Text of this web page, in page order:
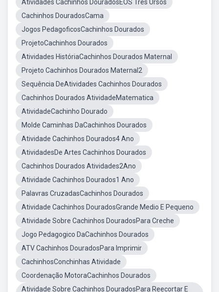
Atividades Cachinhos DouradosEOS Três Ursos
Cachinhos DouradosCama
Jogos PedagoficosCachinhos Dourados
ProjetoCachinhos Dourados
Atividades HistóriaCachinhos Dourados Maternal
Projeto Cachinhos Dourados Maternal2
Sequência DeAtividades Cachinhos Dourados
Cachinhos Dourados AtividadeMatematica
AtividadeCachinho Dourado
Molde Caminhas DaCachinhos Dourados
Atividade Cachinhos Dourados4 Ano
AtividadesDe Artes Cachinhos Dourados
Cachinhos Dourados Atividades2Ano
Atividade Cachinhos Dourados1 Ano
Palavras CruzadasCachinhos Dourados
Atividade Cachinhos DouradosGrande Medio E Pequeno
Atividade Sobre Cachinhos DouradosPara Creche
Jogo Pedagogico DaCachinhos Dourados
ATV Cachinhos DouradosPara Imprimir
CachinhosConchinhas Atividade
Coordenação MotoraCachinhos Dourados
Atividade Sobre Cachinhos DouradosPara Reecortar E